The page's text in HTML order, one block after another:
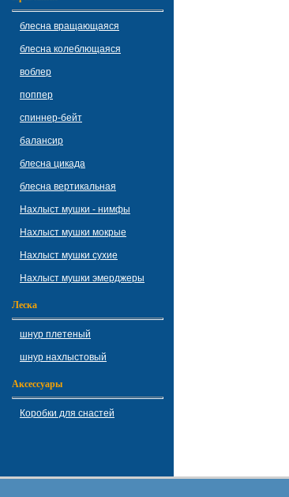
блесна вращающаяся
блесна колеблющаяся
воблер
поппер
спиннер-бейт
балансир
блесна цикада
блесна вертикальная
Нахлыст мушки - нимфы
Нахлыст мушки мокрые
Нахлыст мушки сухие
Нахлыст мушки эмерджеры
Леска
шнур плетеный
шнур нахлыстовый
Аксессуары
Коробки для снастей